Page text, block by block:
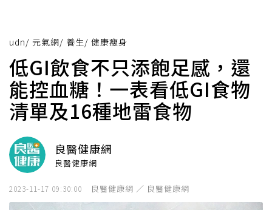
udn/ 元氣網/ 養生/ 健康瘦身
低GI飲食不只添飽足感，還
能控血糖！一表看低GI食物
清單及16種地雷食物
良醫健康網
良醫健康網
2023-11-17 09:30:00 良醫健康網 ／ 良醫健康網